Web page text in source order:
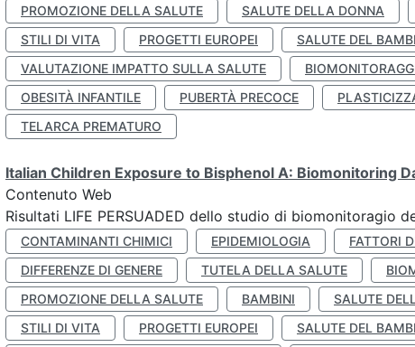
PROMOZIONE DELLA SALUTE
SALUTE DELLA DONNA
STILI DI VITA
PROGETTI EUROPEI SALUTE DEL
VALUTAZIONE IMPATTO SULLA SALUTE
OBESITÀ INFANTILE
PUBERTÀ PRECOCE
TELARCA PREMATURO
Italian Children Exposure to Bisphenol A: Biomonitoring
Contenuto Web
Risultati LIFE PERSUADED dello studio di biomonitoragio
CONTAMINANTI CHIMICI EPIDEMIOLOGIA FATTORI
DIFFERENZE DI GENERE
TUTELA DELLA SALUTE
PROMOZIONE DELLA SALUTE
BAMBINI SALUTE
STILI DI VITA
PROGETTI EUROPEI SALUTE DEL